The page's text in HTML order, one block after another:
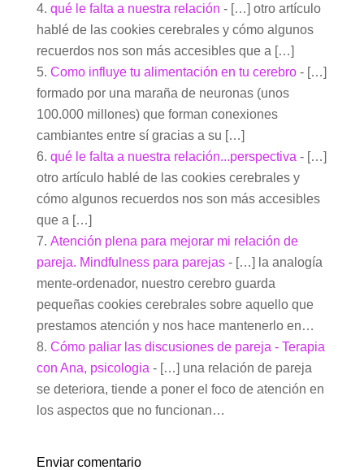
qué le falta a nuestra relación - […] otro artículo
hablé de las cookies cerebrales y cómo algunos
recuerdos nos son más accesibles que a […]
Como influye tu alimentación en tu cerebro- […]
formado por una maraña de neuronas (unos
100.000 millones) que forman conexiones
cambiantes entre sí gracias a su […]
qué le falta a nuestra relación...perspectiva - […]
otro artículo hablé de las cookies cerebrales y
cómo algunos recuerdos nos son más accesibles
que a […]
Atención plena para mejorar mi relación de
pareja. Mindfulness para parejas- […] la analogía
mente-ordenador, nuestro cerebro guarda
pequeñas cookies cerebrales sobre aquello que
prestamos atención y nos hace mantenerlo en…
Cómo paliar las discusiones de pareja - Terapia
con Ana, psicologia - […] una relación de pareja
se deteriora, tiende a poner el foco de atención en
los aspectos que no funcionan…
Enviar comentario